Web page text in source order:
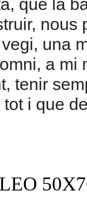
que la
una
a mi
tenir
i que